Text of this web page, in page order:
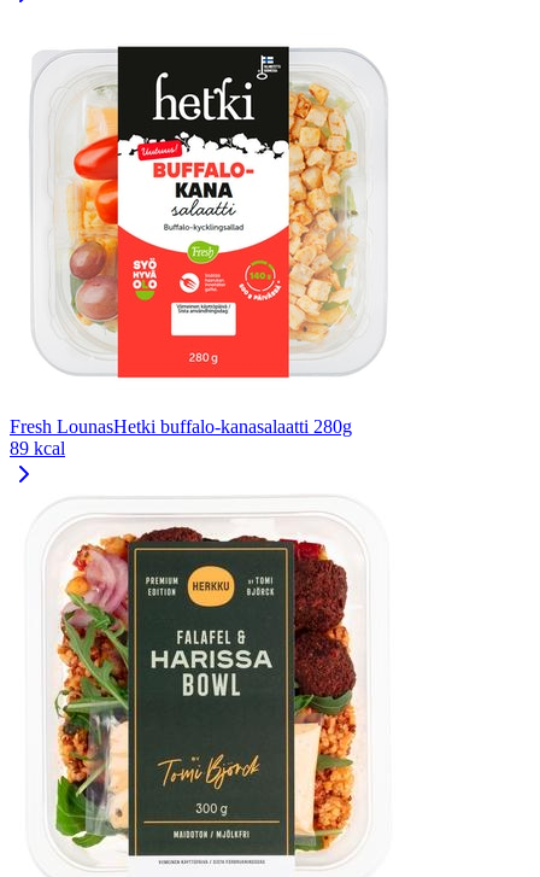
Fresh LounasHetki buffalo-kanasalaatti 280g
89 kcal